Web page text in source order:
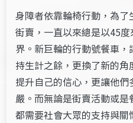
身障者依靠輪椅行動，為了
街賣，一直以來總是以45
界。新巨輪的行動號餐車，
持生計之餘，更換了新的角
提升自己的信心，更讓他們
嚴。而無論是街賣活動或是
都需要社會大眾的支持與關